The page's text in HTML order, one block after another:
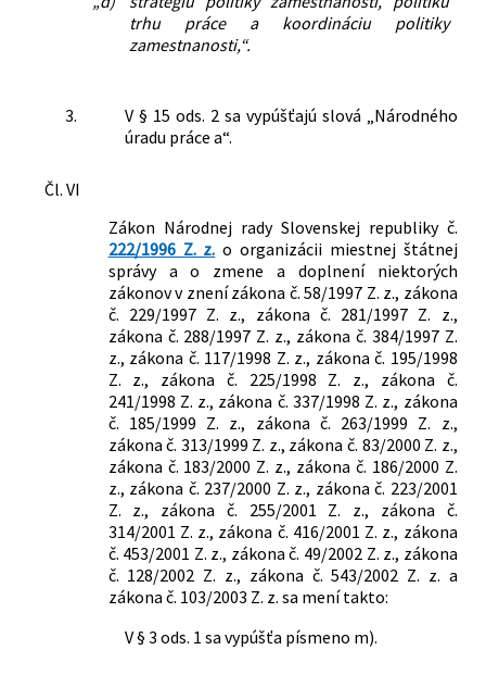
trhu práce a koordináciu politiky
zamestnanosti,“.
3.
V § 15 ods. 2 sa vypúšťajú slová „Národného
úradu práce a“.
Čl. VI
Zákon Národnej rady Slovenskej republiky č.
222/1996 Z. z. o organizácii miestnej štátnej
správy a o zmene a doplnení niektorých
zákonov v znení zákona č. 58/1997 Z. z., zákona
č. 229/1997 Z. z., zákona č. 281/1997 Z. z.,
zákona č. 288/1997 Z. z., zákona č. 384/1997 Z.
z., zákona č. 117/1998 Z. z., zákona č. 195/1998
Z. z., zákona č. 225/1998 Z. z., zákona č.
241/1998 Z. z., zákona č. 337/1998 Z. z., zákona
č. 185/1999 Z. z., zákona č. 263/1999 Z. z.,
zákona č. 313/1999 Z. z., zákona č. 83/2000 Z. z.,
zákona č. 183/2000 Z. z., zákona č. 186/2000 Z.
z., zákona č. 237/2000 Z. z., zákona č. 223/2001
Z. z., zákona č. 255/2001 Z. z., zákona č.
314/2001 Z. z., zákona č. 416/2001 Z. z., zákona
č. 453/2001 Z. z., zákona č. 49/2002 Z. z., zákona
č. 128/2002 Z. z., zákona č. 543/2002 Z. z. a
zákona č. 103/2003 Z. z. sa mení takto:
V § 3 ods. 1 sa vypúšťa písmeno m).